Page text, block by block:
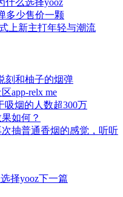
什么选择yooz
多少售价一颗
上新主打年轻与潮流
刻和柚子的烟弹
app-relx me
吸烟的人数超300万
如何？
抽普通香烟的感觉，听听
择yooz下一篇